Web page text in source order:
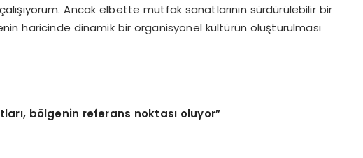
Ancak elbette mutfak sanatlarının sürdürülebilir bir
haricinde dinamik bir organisyonel kültürün oluşturulması
bölgenin referans noktası oluyor”